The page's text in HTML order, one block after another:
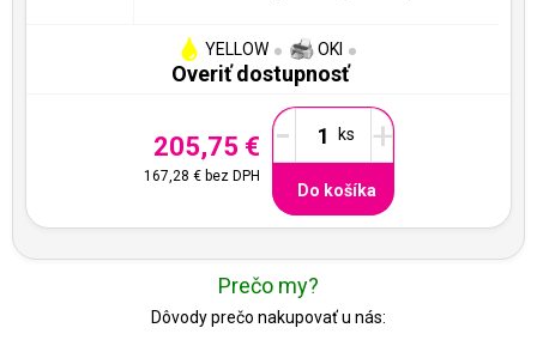
YELLOW OKI
Overiť dostupnosť
205,75 €
167,28 €bez DPH
- +
Do košíka
Prečo my?
Dôvody prečo nakupovať u nás: